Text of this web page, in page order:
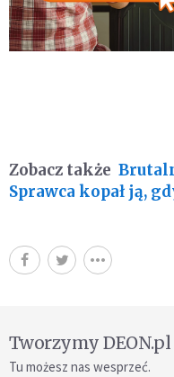
Zobacz także
Sprawca kopał ją,
Tworzymy
Tu możesz nas wesprzeć.